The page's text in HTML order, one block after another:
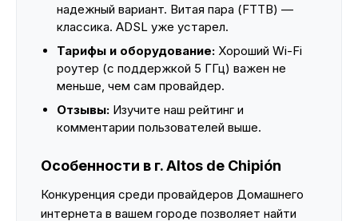
надежный вариант. Витая пара (FTTB) —
классика. ADSL уже устарел.
Тарифы и оборудование: Хороший Wi-Fi
роутер (с поддержкой 5 ГГц) важен не
меньше, чем сам провайдер.
Отзывы: Изучите наш рейтинг и
комментарии пользователей выше.
Особенности в г. Altos de Chipión
Конкуренция среди провайдеров Домашнего
интернета в вашем городе позволяет найти